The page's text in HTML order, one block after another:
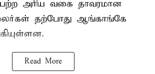
அரிய வகை தாவரமான
மலர்கள் தற்போது ஆங்காங்கே
Read More